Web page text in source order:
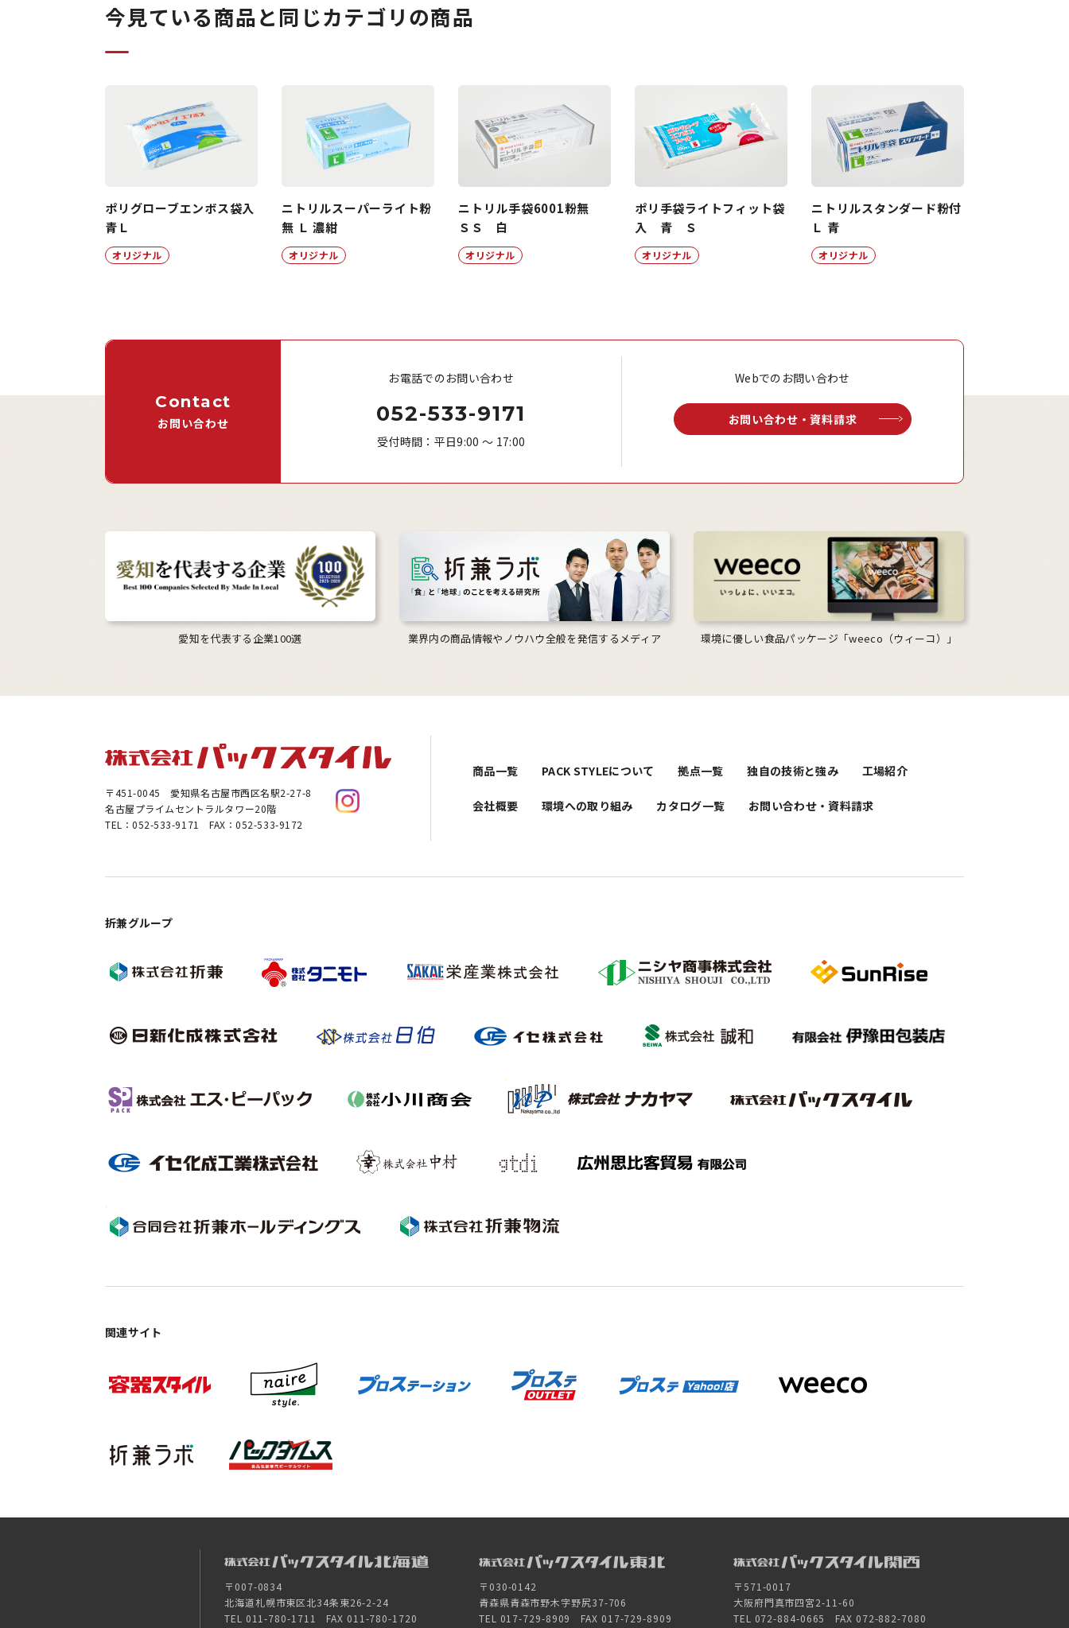
今見ている商品と同じカテゴリの商品
ポリグローブエンボス袋入
青Ｌ
オリジナル
ニトリルスーパーライト粉
無 Ｌ 濃紺
オリジナル
ニトリル手袋6001粉無
ＳＳ 白
オリジナル
ポリ手袋ライトフィット袋
入 青 Ｓ
オリジナル
ニトリルスタンダード粉付
Ｌ 青
オリジナル
Contact
お問い合わせ
お電話でのお問い合わせ
052-533-9171
受付時間：平日9:00 ～ 17:00
Webでのお問い合わせ
お問い合わせ・資料請求
愛知を代表する企業100選 業界内の商品情報やノウハウ全般を発信するメディア 環境に優しい食品パッケージ「weeco（ウィーコ）」
〒451-0045 愛知県名古屋市西区名駅2-27-8
名古屋プライムセントラルタワー20階
TEL：052-533-9171 FAX：052-533-9172
商品一覧 PACK STYLEについて 拠点一覧 独自の技術と強み 工場紹介
会社概要 環境への取り組み カタログ一覧 お問い合わせ・資料請求
折兼グループ
関連サイト
〒007-0834
北海道札幌市東区北34条東26-2-24
TEL 011-780-1711 FAX 011-780-1720
〒030-0142
青森県青森市野木字野尻37-706
TEL 017-729-8909 FAX 017-729-8909
〒571-0017
大阪府門真市四宮2-11-60
TEL 072-884-0665 FAX 072-882-7080